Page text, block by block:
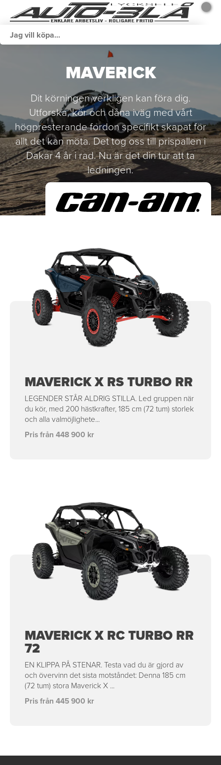
MAVERICK
Dit körningen verkligen kan föra dig.
Utforska, kör och dåna iväg med vårt
högpresterande fordon specifikt skapat för
allt det kan möta. Det tog oss till prispallen i
Dakar 4 år i rad. Nu är det din tur att ta
ledningen.
MAVERICK X RS TURBO RR
LEGENDER STÅR ALDRIG STILLA. Led gruppen när
du kör, med 200 hästkrafter, 185 cm (72 tum) storlek
och alla valmöjlighete...
Pris från 448 900 kr
MAVERICK X RC TURBO RR
72
EN KLIPPA PÅ STENAR. Testa vad du är gjord av
och övervinn det sista motståndet: Denna 185 cm
(72 tum) stora Maverick X ...
Pris från 445 900 kr